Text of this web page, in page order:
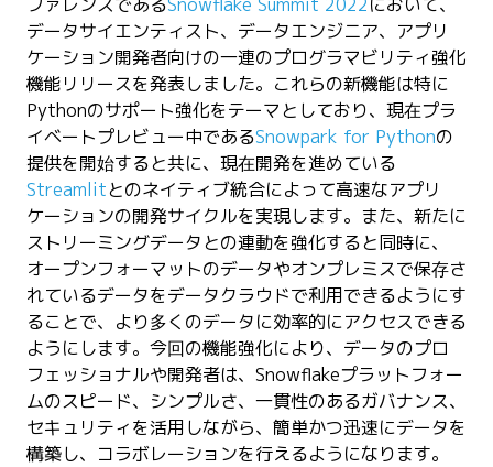
データサイエンティスト、データエンジニア、アプリ
ケーション開発者向けの一連のプログラマビリティ強化
機能リリースを発表しました。 これらの新機能は特に
Pythonのサポート強化をテーマとしており、現在プラ
イベートプレビュー中であるSnowpark for Pythonの
提供を開始すると共に、現在開発を進めている
Streamlitとのネイティブ統合によって高速なアプリ
ケーションの開発サイクルを実現します。また、新たに
ストリーミングデータとの連動を強化すると同時に、
オープンフォーマットのデータやオンプレミスで保存さ
れているデータをデータクラウドで利用できるようにす
ることで、より多くのデータに効率的にアクセスできる
ようにします。今回の機能強化により、データのプロ
フェッショナルや開発者は、Snowflakeプラットフォー
ムのスピード、シンプルさ、一貫性のあるガバナンス、
セキュリティを活用しながら、簡単かつ迅速にデータを
構築し、コラボレーションを行えるようになります。